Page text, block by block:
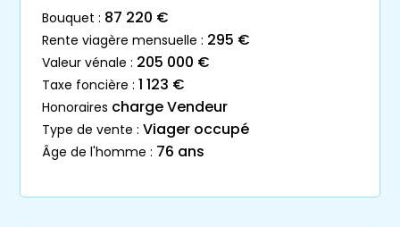
bouquet : 87 220 €
rente viagère mensuelle : 295 €
valeur vénale : 205 000 €
taxe foncière : 1 123 €
honoraires charge Vendeur
type de vente : Viager occupé
âge de l'homme : 76 ans